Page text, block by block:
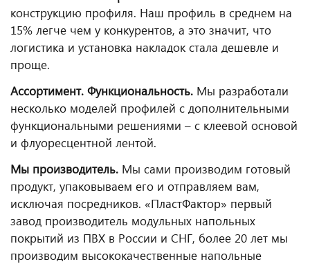
конструкцию профиля. Наш профиль в среднем на
15% легче чем у конкурентов, а это значит, что
логистика и установка накладок стала дешевле и
проще.
Ассортимент. Функциональность. Мы разработали
несколько моделей профилей с дополнительными
функциональными решениями – с клеевой основой
и флуоресцентной лентой.
Мы производитель. Мы сами производим готовый
продукт, упаковываем его и отправляем вам,
исключая посредников. «ПластФактор» первый
завод производитель модульных напольных
покрытий из ПВХ в России и СНГ, более 20 лет мы
производим высококачественные напольные